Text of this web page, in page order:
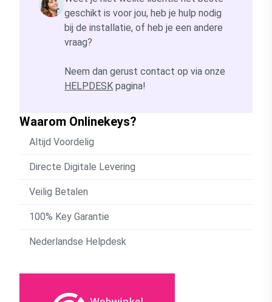
geschikt is voor jou, heb je hulp nodig
bij de installatie, of heb je een andere
vraag?
Neem dan gerust contact op via onze
HELPDESK pagina!
Waarom Onlinekeys?
Altijd Voordelig
Directe Digitale Levering
Veilig Betalen
100% Key Garantie
Nederlandse Helpdesk